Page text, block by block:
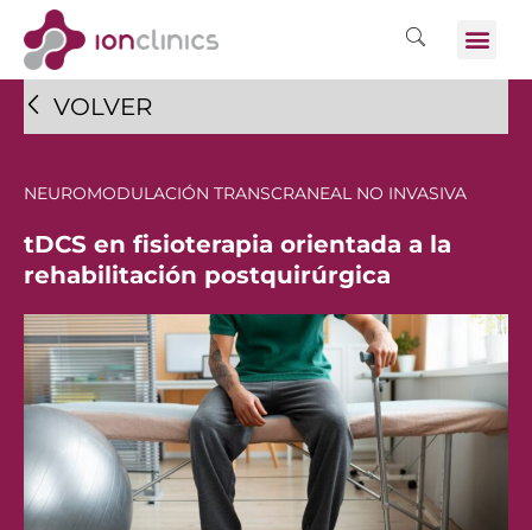
VOLVER
NEUROMODULACIÓN TRANSCRANEAL NO INVASIVA
tDCS en fisioterapia orientada a la
rehabilitación postquirúrgica